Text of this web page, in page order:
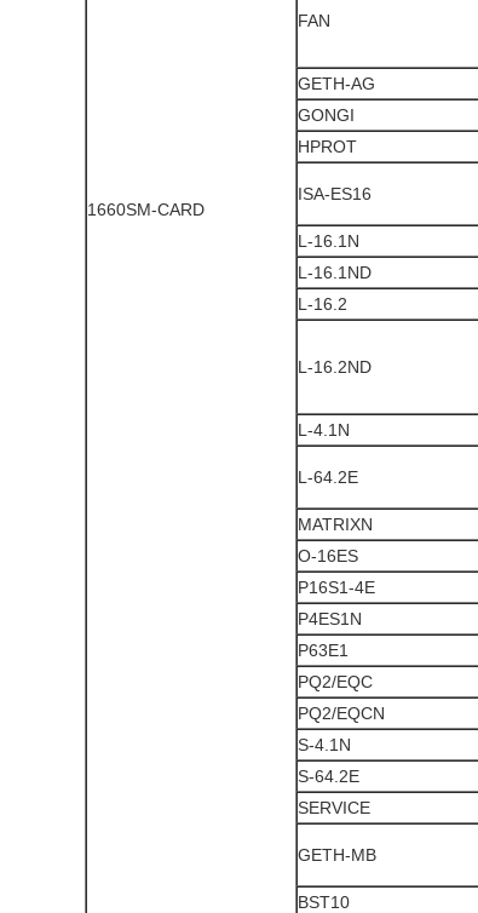
1660SM-CARD
FAN
GETH-AG
GONGI
HPROT
ISA-ES16
L-16.1N
L-16.1ND
L-16.2
L-16.2ND
L-4.1N
L-64.2E
MATRIXN
O-16ES
P16S1-4E
P4ES1N
P63E1
PQ2/EQC
PQ2/EQCN
S-4.1N
S-64.2E
SERVICE
GETH-MB
BST10